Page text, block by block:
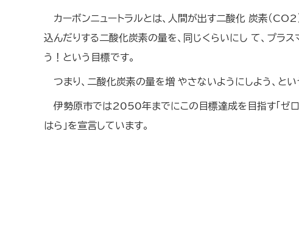
カーボンニュートラルとは、人間が出す二酸化 炭素（CO2
込んだりする二酸化炭素の量を、同じくらいにし て、プラス
う！という目標です。
つまり、二酸化炭素の量を増 やさないようにしよう、と
伊勢原市では2050年までにこの目標達成を目指す「ゼロ
はら」を宣言しています。